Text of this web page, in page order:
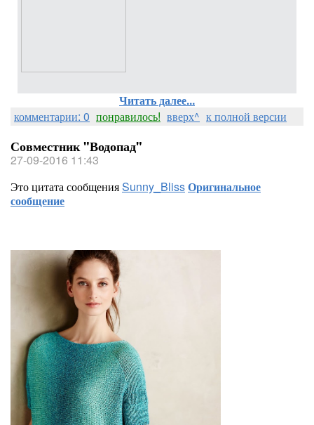
Читать далее...
комментарии: 0 понравилось! вверх^ к полной версии
Совместник "Водопад"
27-09-2016 11:43
Это цитата сообщенияSunny_BlissОригинальное
сообщение